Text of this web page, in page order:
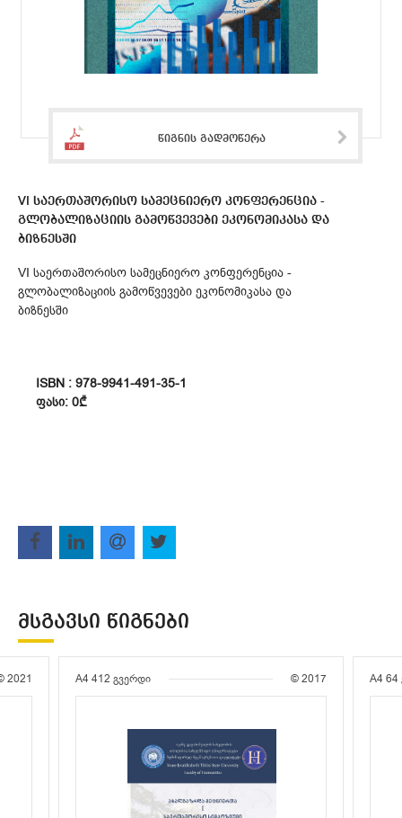
წიგნის გადმოწერა
VI საერთაშორისო სამეცნიერო კონფერენცია -
გლობალიზაციის გამოწვევები ეკონომიკასა და
ბიზნესში
VI საერთაშორისო სამეცნიერო კონფერენცია -
გლობალიზაციის გამოწვევები ეკონომიკასა და
ბიზნესში
ISBN : 978-9941-491-35-1
ᲤᲐᲡᲘ: 0₾
ᲛᲡᲒᲐᲕᲡᲘ ᲬᲘᲒᲜᲔᲑᲘ
2021 A4 412 გვერდი © 2017 A4 64